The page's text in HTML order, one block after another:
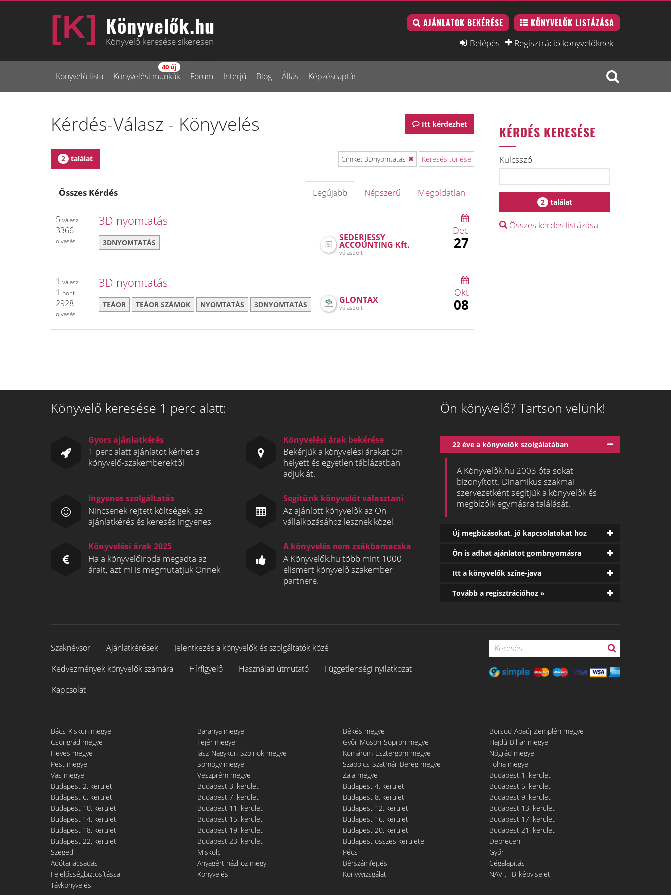
Könyvelők.hu
Könyvelő keresése sikeresen
AJÁNLATOK BEKÉRÉSE KÖNYVELŐK LISTÁZÁSA
Belépés Regisztráció könyvelőknek
Könyvelő lista Könyvelési munkák
40 új
Fórum Interjú Blog Állás Képzésnaptár
Itt kérdezhet
Kérdés-Válasz - Könyvelés
2 találat Címke: 3Dnyomtatás Keresés törlése
Összes Kérdés Megoldatlan
Népszerű
Legújabb
5 válasz
3366
olvasás
3D nyomtatás
3DNYOMTATÁS SEDERJESSY
ACCOUNTING Kft.
válaszolt
Dec
27
1 válasz
1 pont
2928
olvasás
3D nyomtatás
TEÁOR TEÁOR SZÁMOK NYOMTATÁS 3DNYOMTATÁS GLONTAX
válaszolt
Okt
08
KÉRDÉS KERESÉSE
Kulcsszó
2 találat
Összes kérdés listázása
Könyvelő keresése 1 perc alatt:
Gyors ajánlatkérés
1 perc alatt ajánlatot kérhet a
könyvelő-szakemberektől
Könyvelési árak bekérése
Bekérjük a könyvelési árakat Ön
helyett és egyetlen táblázatban
adjuk át.
Ingyenes szolgáltatás
Nincsenek rejtett költségek, az
ajánlatkérés és keresés ingyenes
Segítünk könyvelőt választani
Az ajánlott könyvelők az Ön
vállalkozásához lesznek közel
Könyvelési árak 2025
Ha a könyvelőiroda megadta az
árait, azt mi is megmutatjuk Önnek
A könyvelés nem zsákbamacska
A Könyvelők.hu több mint 1000
elismert könyvelő szakember
partnere.
Ön könyvelő? Tartson velünk!
22 éve a könyvelők szolgálatában
A Könyvelők.hu 2003 óta sokat
bizonyított. Dinamikus szakmai
szervezetként segítjük a könyvelők és
megbízóik egymásra találását.
Új megbízásokat, jó kapcsolatokat hoz
Ön is adhat ajánlatot gombnyomásra
Itt a könyvelők színe-java
Tovább a regisztrációhoz »
Szaknévsor Ajánlatkérések
Jelentkezés a könyvelők és szolgáltatók közé
Kedvezmények könyvelők számára
Hírfigyelő Használati útmutató
Függetlenségi nyilatkozat
Kapcsolat
Bács-Kiskun megye Baranya megye Békés megye
Borsod-Abaúj-Zemplén megye
Csongrád megye
Fejér megye Győr-Moson-Sopron megye
Hajdú-Bihar megye
Heves megye
Jász-Nagykun-Szolnok megye Komárom-Esztergom megye
Nógrád megye
Pest megye
Somogy megye Szabolcs-Szatmár-Bereg megye
Tolna megye
Vas megye
Veszprém megye Zala megye
Budapest 1. kerület
Budapest 2. kerület
Budapest 3. kerület Budapest 4. kerület
Budapest 5. kerület
Budapest 6. kerület
Budapest 7. kerület Budapest 8. kerület
Budapest 9. kerület
Budapest 10. kerület
Budapest 11. kerület Budapest 12. kerület
Budapest 13. kerület
Budapest 14. kerület
Budapest 15. kerület Budapest 16. kerület
Budapest 17. kerület
Budapest 18. kerület
Budapest 19. kerület Budapest 20. kerület
Budapest 21. kerület
Budapest 22. kerület
Budapest 23. kerület Budapest összes kerülete
Debrecen
Szeged
Miskolc Pécs
Győr
Adótanácsadás
Anyagért házhoz megy Bérszámfejtés
Cégalapítás
Felelősségbiztosítással
Könyvelés Könyvvizsgálat
NAV-, TB-képviselet
Távkönyvelés